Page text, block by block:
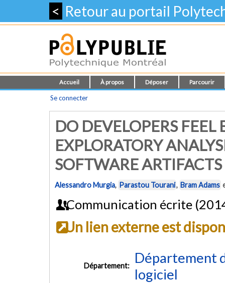
< Retour au portail
Accueil À propos Déposer Parcourir
Se connecter
DO DEVELOPERS
EXPLORATORY
SOFTWARE ARTIFACTS
Alessandro Murgia, Parastou Tourani, Bram Adams
Communication écrite
Un lien externe est
Département:
Département
logiciel